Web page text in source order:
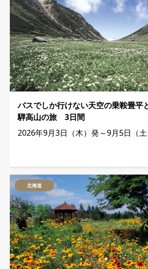
バスでしか行けない天空の乗鞍畳平
騨高山の旅 3日間
2026年9月3日（木）発～9月5日（
北海道